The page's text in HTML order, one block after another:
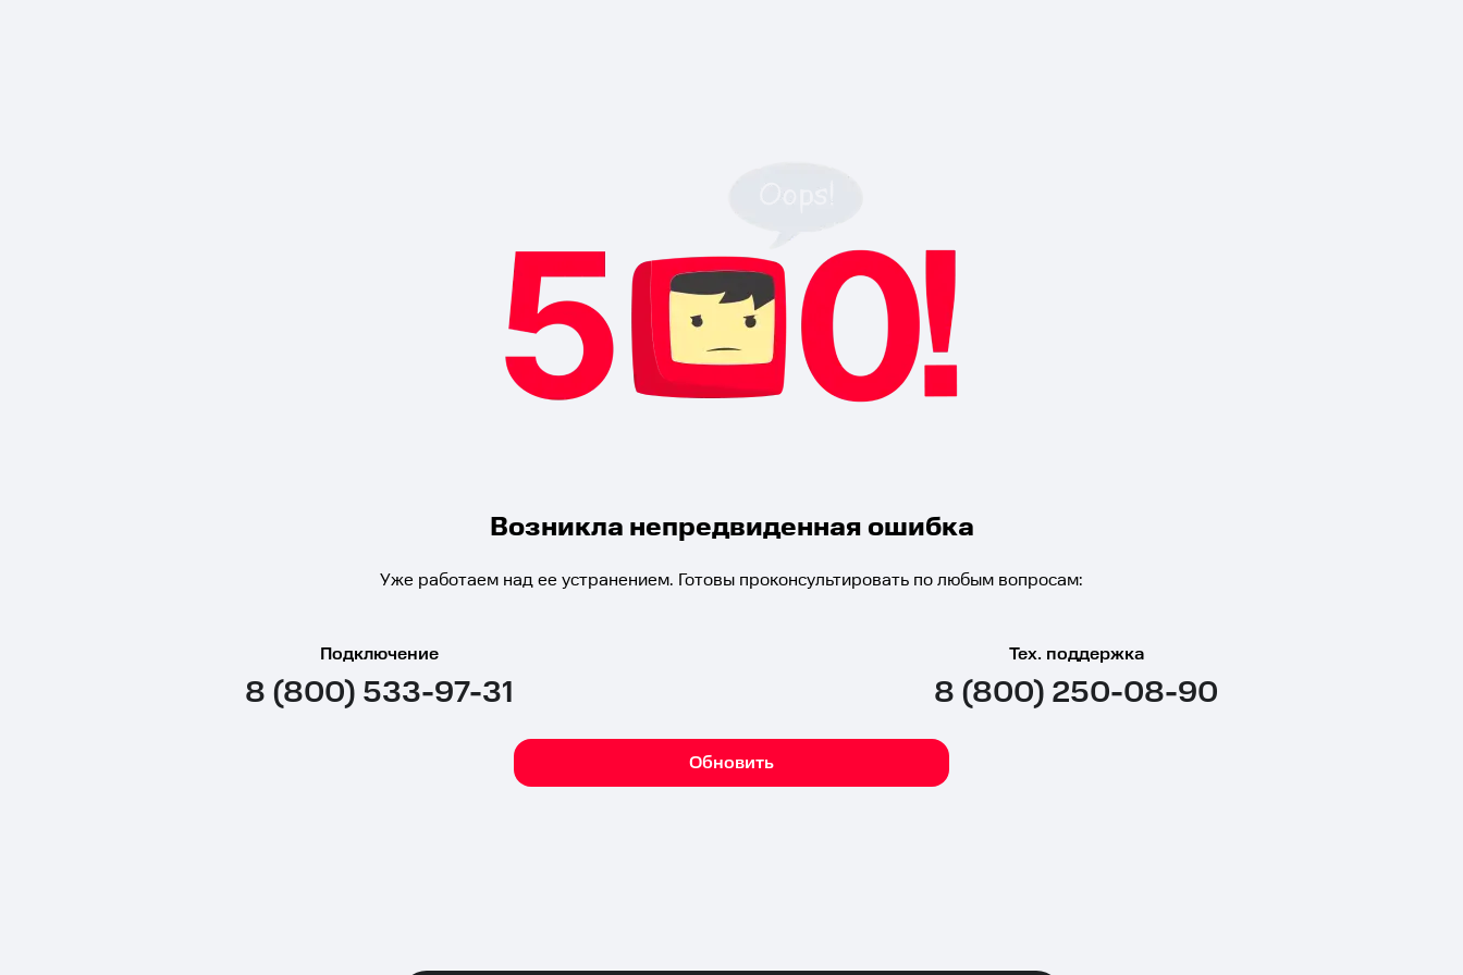
Возникла непредвиденная ошибка
Уже работаем над ее устранением. Готовы проконсультировать по любым вопросам:
Подключение
8 (800) 533-97-31
Тех. поддержка
8 (800) 250-08-90
Обновить